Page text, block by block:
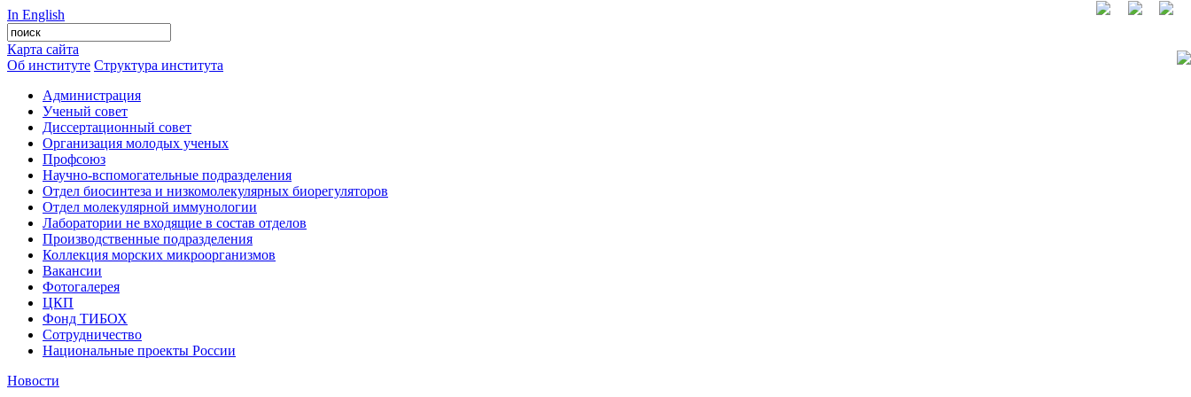
In English
Карта сайта
Об институте Структура института
Администрация
Ученый совет
Диссертационный совет
Организация молодых ученых
Профсоюз
Научно-вспомогательные подразделения
Отдел биосинтеза и низкомолекулярных биорегуляторов
Отдел молекулярной иммунологии
Лаборатории не входящие в состав отделов
Производственные подразделения
Коллекция морских микроорганизмов
Вакансии
Фотогалерея
ЦКП
Фонд ТИБОХ
Сотрудничество
Национальные проекты России
Новости